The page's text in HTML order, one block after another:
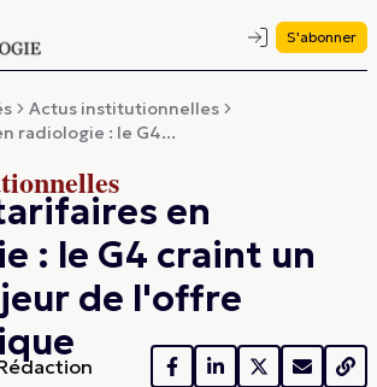
S'abonner
Actus institutionnelles
radiologie : le G4...
en
: le G4 craint un
de l'offre